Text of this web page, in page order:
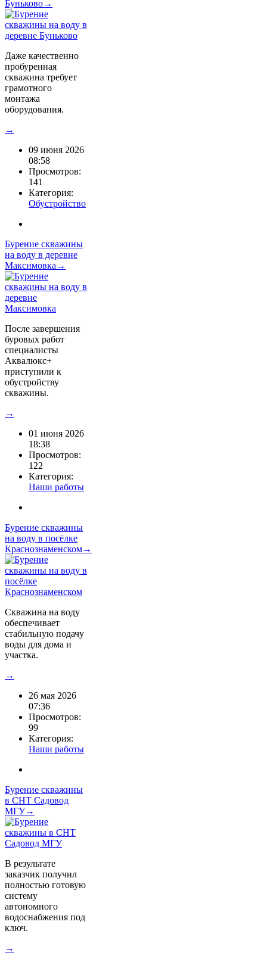
Буньково→
Даже качественно
пробуренная
скважина требует
грамотного
монтажа
оборудования.
→
09 июня 2026
08:58
Просмотров:
141
Категория:
Обустройство
Бурение скважины
на воду в деревне
Максимовка→
После завершения
буровых работ
специалисты
Аквалюкс+
приступили к
обустройству
скважины.
→
01 июня 2026
18:38
Просмотров:
122
Категория:
Наши работы
Бурение скважины
на воду в посёлке
Краснознаменском→
Скважина на воду
обеспечивает
стабильную подачу
воды для дома и
участка.
→
26 мая 2026
07:36
Просмотров:
99
Категория:
Наши работы
Бурение скважины
в СНТ Садовод
МГУ→
В результате
заказчик получил
полностью готовую
систему
автономного
водоснабжения под
ключ.
→